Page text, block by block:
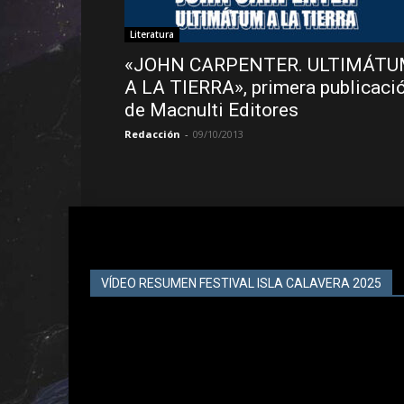
Literatura
«JOHN CARPENTER.
A LA TIERRA», primera
de Macnulti Editores
Redacción - 09/10/2013
VÍDEO RESUMEN FESTIVAL ISLA CALAVERA 2025